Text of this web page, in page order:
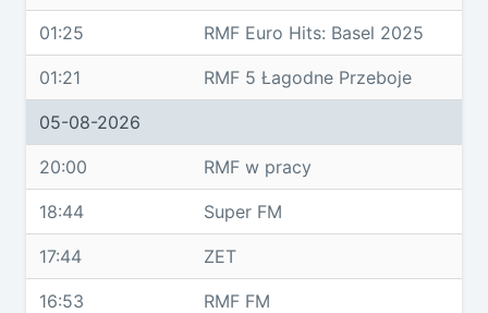
01:25 RMF Euro Hits: Basel 2025
01:21 RMF 5 Łagodne Przeboje
05-08-2026
20:00 RMF w pracy
18:44 Super FM
17:44 ZET
16:53 RMF FM